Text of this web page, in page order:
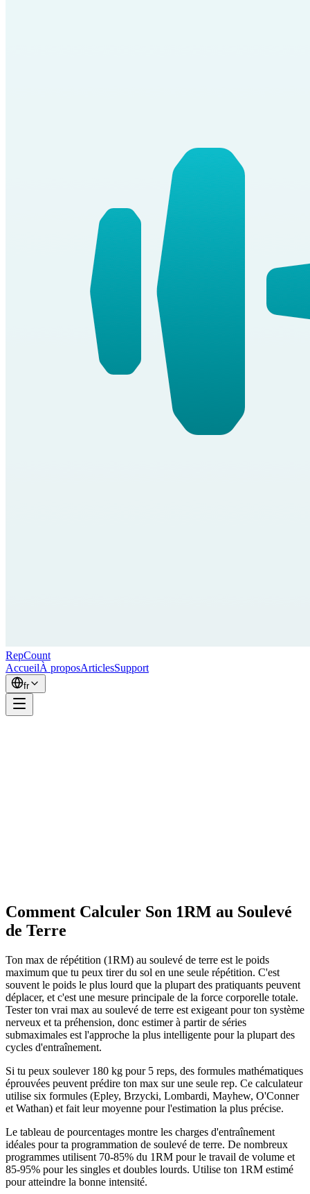
RepCount
AccueilÀ proposArticlesSupport
fr
Comment Calculer Son 1RM au Soulevé
de Terre
Ton max de répétition (1RM) au soulevé de terre est le poids
maximum que tu peux tirer du sol en une seule répétition. C'est
souvent le poids le plus lourd que la plupart des pratiquants peuvent
déplacer, et c'est une mesure principale de la force corporelle totale.
Tester ton vrai max au soulevé de terre est exigeant pour ton système
nerveux et ta préhension, donc estimer à partir de séries
submaximales est l'approche la plus intelligente pour la plupart des
cycles d'entraînement.
Si tu peux soulever 180 kg pour 5 reps, des formules mathématiques
éprouvées peuvent prédire ton max sur une seule rep. Ce calculateur
utilise six formules (Epley, Brzycki, Lombardi, Mayhew, O'Conner
et Wathan) et fait leur moyenne pour l'estimation la plus précise.
Le tableau de pourcentages montre les charges d'entraînement
idéales pour ta programmation de soulevé de terre. De nombreux
programmes utilisent 70-85% du 1RM pour le travail de volume et
85-95% pour les singles et doubles lourds. Utilise ton 1RM estimé
pour atteindre la bonne intensité.